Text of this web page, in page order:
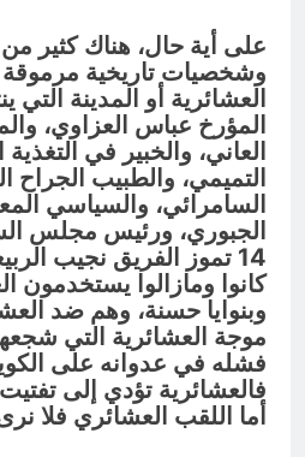
على أية حال، هناك كثير من
وشخصيات تاريخية مرموقة
العشائرية أو المدينة التي
المؤرخ عباس العزاوي،
العاني، والخبير في
التميمي، والطبيب
السامرائي، والسياسي
الجبوري، ورئيس مجلس
14 تموز الفريق نجيب
كانوا ومازالوا يستخدمون
وبنوايا حسنة، وهم ضد
موجة العشائرية التي
فشله في عدوانه على
فالعشائرية تؤدي إلى
أما اللقب العشائري فلا